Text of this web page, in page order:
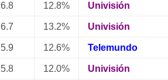
6.8 12.8% Univisión
6.7 13.2% Univisión
5.9 12.6% Telemundo
5.8 12.0% Univisión